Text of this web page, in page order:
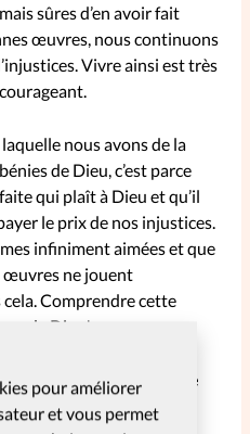
pour améliorer
et vous permet
sûres d’en avoir fait
œuvres, nous continuons
Vivre ainsi est très
nous avons de la
de Dieu, c’est parce
qui plaît à Dieu et qu’il
le prix de nos injustices.
infiniment aimées et que
œuvres ne jouent
Comprendre cette
de Dieu!
de reconnaissance de
Est-ce un sentiment